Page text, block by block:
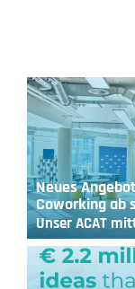
Neues
Coworking ab
Unser ACAT